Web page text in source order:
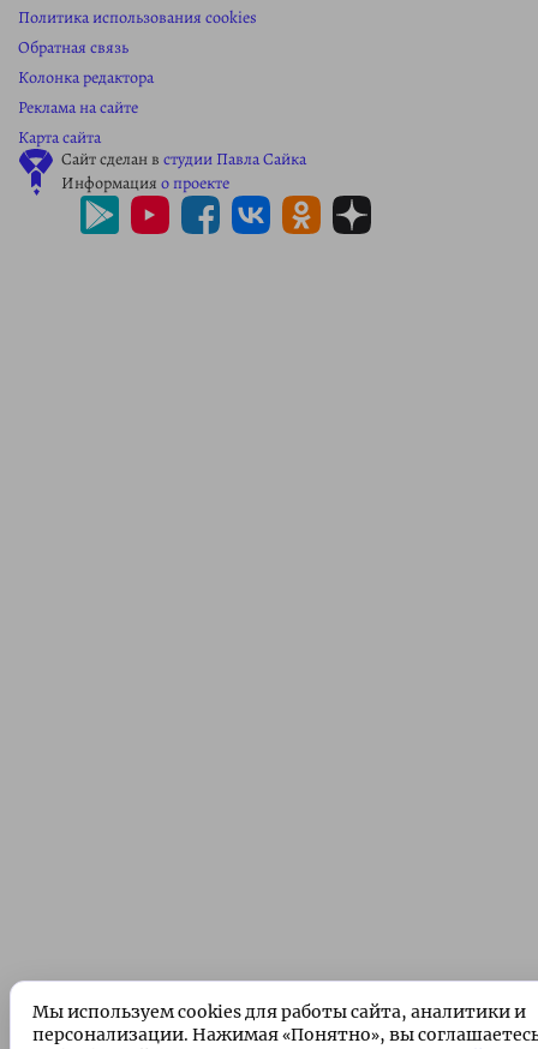
Политика использования cookies
Обратная связь
Колонка редактора
Реклама на сайте
Карта сайта
Сайт сделан в студии Павла Сайка
Информация о проекте
Мы используем cookies для работы сайта, аналитики и
персонализации. Нажимая «Понятно», вы